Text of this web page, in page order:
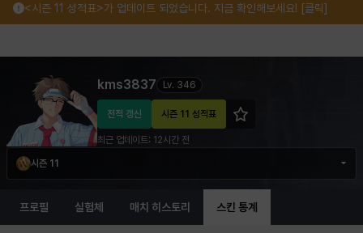
<시즌 11 성적표>가 업데이트 되었습니다. 지금 확인해보세요! [클릭]
kms3837
Lv. 346
전적 갱신 시즌 11 성적표
최근 업데이트: 12시간 전
시즌 11
프로필 실험체 매치 히스토리 스킨 통계